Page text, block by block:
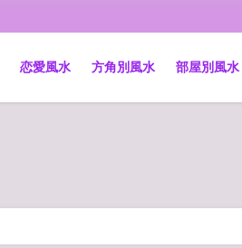
恋愛風水 方角別風水 部屋別風水